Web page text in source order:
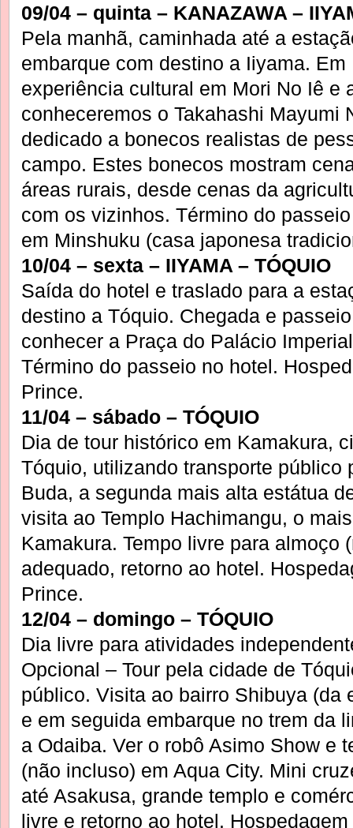
09/04 – quinta – KANAZAWA –
Pela manhã, caminhada até a
embarque com destino a Iiyama.
experiência cultural em Mori No Iê e
conheceremos o Takahashi Mayumi
dedicado a bonecos realistas de
campo. Estes bonecos mostram
áreas rurais, desde cenas da
com os vizinhos. Término do
em Minshuku (casa japonesa
10/04 – sexta – IIYAMA – TÓQUIO
Saída do hotel e traslado para a
destino a Tóquio. Chegada e
conhecer a Praça do Palácio
Término do passeio no hotel.
Prince.
11/04 – sábado – TÓQUIO
Dia de tour histórico em Kamakura,
Tóquio, utilizando transporte público
Buda, a segunda mais alta estátua
visita ao Templo Hachimangu, o
Kamakura. Tempo livre para almoço
adequado, retorno ao hotel.
Prince.
12/04 – domingo – TÓQUIO
Dia livre para atividades
Opcional – Tour pela cidade de
público. Visita ao bairro Shibuya (da
e em seguida embarque no trem da
a Odaiba. Ver o robô Asimo Show e
(não incluso) em Aqua City. Mini
até Asakusa, grande templo e
livre e retorno ao hotel.